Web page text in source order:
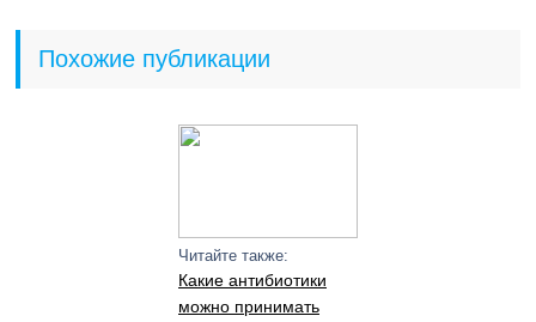
Похожие публикации
Читайте также:
Какие антибиотики
можно принимать